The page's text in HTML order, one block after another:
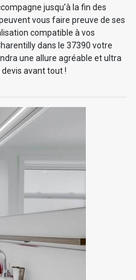
jusqu’à la fin des
vous faire preuve de ses
compatible à vos
dans le 37390 votre
une allure agréable et ultra
avant tout !